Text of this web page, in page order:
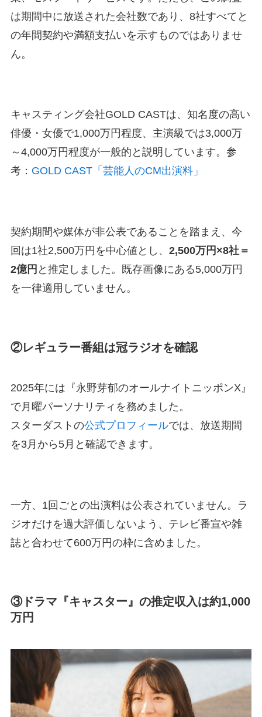
は期間中に放送された会社数であり、8社すべてと
の年間契約や満額支払いを示すものではありませ
ん。
キャスティング会社GOLD CASTは、知名度の高い
俳優・女優で1,000万円程度、主演級では3,000万
～4,000万円程度が一般的と説明しています。参
考： GOLD CAST「芸能人のCM出演料」
契約期間や媒体が非公表であることを踏まえ、今
回は1社2,500万円を中心値とし、 2,500万円×8社＝
2億円 と推定しました。既存画像にある5,000万円
を一律適用していません。
②レギュラー番組は冠ラジオを確認
2025年には『永野芽郁のオールナイトニッポンX』
で月曜パーソナリティを務めました。
スターダストの公式プロフィールでは、放送期間
を3月から5月と確認できます。
一方、1回ごとの出演料は公表されていません。ラ
ジオだけを過大評価しないよう、テレビ番宣や雑
誌と合わせて600万円の枠に含めました。
③ドラマ『キャスター』の推定収入は約1,000
万円